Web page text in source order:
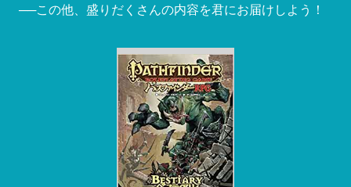
──この他、盛りだくさんの内容を君にお届けしよう！